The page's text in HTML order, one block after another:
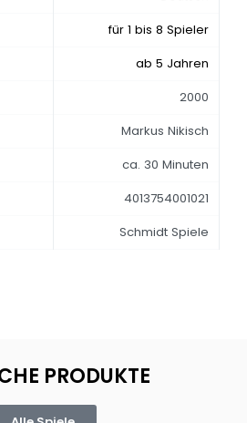
für 1 bis 8 Spieler
ab 5 Jahren
2000
Markus Nikisch
ca. 30 Minuten
4013754001021
Schmidt Spiele
PRODUKTE